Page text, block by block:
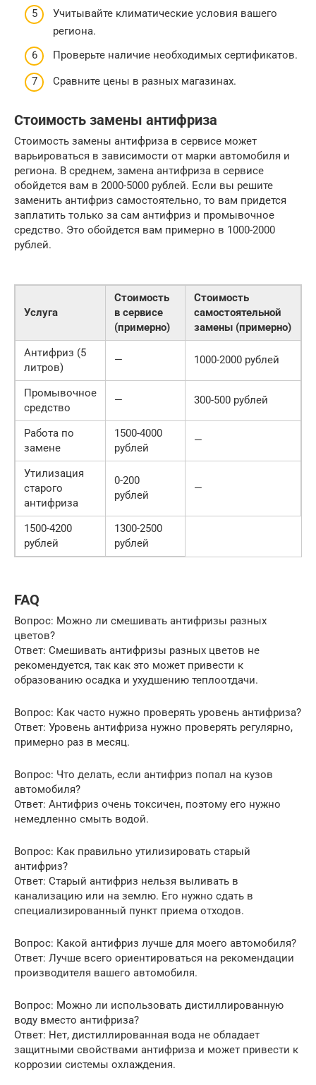
Учитывайте климатические условия вашего
региона.
Проверьте наличие необходимых сертификатов.
Сравните цены в разных магазинах.
Стоимость замены антифриза
Стоимость замены антифриза в сервисе может
варьироваться в зависимости от марки автомобиля и
региона. В среднем, замена антифриза в сервисе
обойдется вам в 2000-5000 рублей. Если вы решите
заменить антифриз самостоятельно, то вам придется
заплатить только за сам антифриз и промывочное
средство. Это обойдется вам примерно в 1000-2000
рублей.
Услуга
Стоимость
в сервисе
(примерно)
Стоимость
самостоятельной
замены (примерно)
Антифриз (5
литров)
— 1000-2000 рублей
Промывочное
средство
— 300-500 рублей
Работа по
замене
1500-4000
рублей
—
Утилизация
старого
антифриза
0-200
рублей
—
1500-4200
рублей
1300-2500
рублей
FAQ
Вопрос: Можно ли смешивать антифризы разных
цветов?
Ответ: Смешивать антифризы разных цветов не
рекомендуется, так как это может привести к
образованию осадка и ухудшению теплоотдачи.
Вопрос: Как часто нужно проверять уровень антифриза?
Ответ: Уровень антифриза нужно проверять регулярно,
примерно раз в месяц.
Вопрос: Что делать, если антифриз попал на кузов
автомобиля?
Ответ: Антифриз очень токсичен, поэтому его нужно
немедленно смыть водой.
Вопрос: Как правильно утилизировать старый
антифриз?
Ответ: Старый антифриз нельзя выливать в
канализацию или на землю. Его нужно сдать в
специализированный пункт приема отходов.
Вопрос: Какой антифриз лучше для моего автомобиля?
Ответ: Лучше всего ориентироваться на рекомендации
производителя вашего автомобиля.
Вопрос: Можно ли использовать дистиллированную
воду вместо антифриза?
Ответ: Нет, дистиллированная вода не обладает
защитными свойствами антифриза и может привести к
коррозии системы охлаждения.